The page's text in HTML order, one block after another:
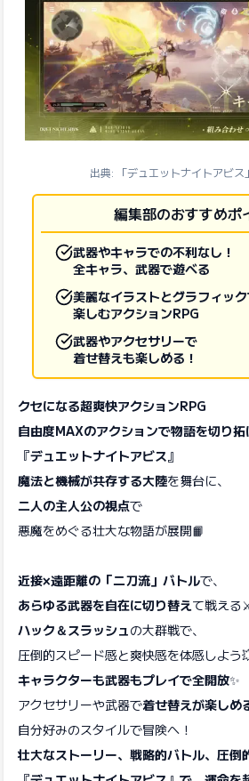
出典: 「デュエットナイトアビス
編集部のおすすめポ
武器やキャラでの不利なし！
全キャラ、武器で遊べる
美麗なイラストとグラフィッ
楽しむアクションRPG
武器やアクセサリーで
着せ替えも楽しめる！
クセになる超爽快アクションRPG
自由度MAXのアクションで物語を切り拓
『デュエットナイトアビス 』
魔法と機械が共存する大陸を舞台に、
二人の主人公の視点で
悪魔をめぐる壮大な物語が展開📙
近接×遠距離の「二刀流」バトルで、
あらゆる武器を自在に切り替えて戦える
ハック＆スラッシュ の大群戦で、
圧倒的スピード感と爽快感を体感しよう
キャラクターも武器もプレイで全開放✨
アクセサリーや武器で着せ替えが楽しめ
自分好みのスタイルで冒険へ！
壮大なストーリー、戦略的バトル、圧倒